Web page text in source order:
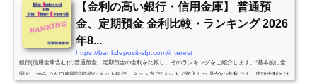
【金利の高い銀行・信用金庫】 普通預
金、定期預金 金利比較・ランキング 2026
年8...
https://bankdeposit-sfp.com/interest
銀行(信用金庫含む)の普通預金、定期預金の金利を比較し、そのランキングをご紹介します。*基本的に全
国どこからでも口座開設可能なネット銀行、ネット支店(ネットで預入した場合)の金利です。店頭金利とは